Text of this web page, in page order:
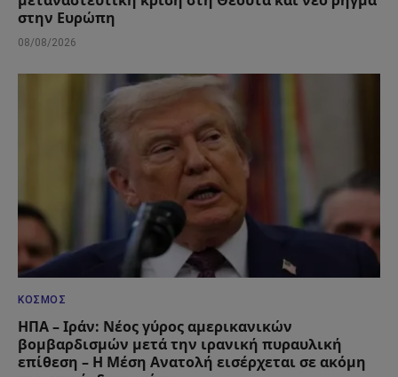
στην Ευρώπη
08/08/2026
ΚΌΣΜΟΣ
ΗΠΑ – Ιράν: Νέος γύρος αμερικανικών
βομβαρδισμών μετά την ιρανική πυραυλική
επίθεση – Η Μέση Ανατολή εισέρχεται σε ακόμη